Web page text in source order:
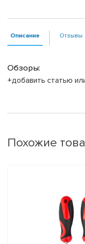
Описание Отзывы
Обзоры:
+добавить статью
Похожие